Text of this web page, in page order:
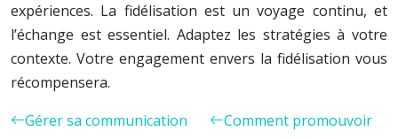
expériences. La fidélisation est un voyage continu, et
l’échange est essentiel. Adaptez les stratégies à votre
contexte. Votre engagement envers la fidélisation vous
récompensera.
Gérer sa communication
Comment promouvoir